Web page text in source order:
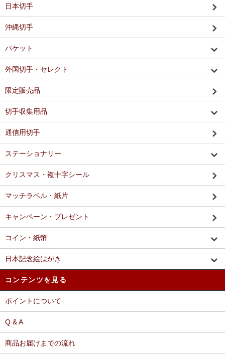
日本切手
沖縄切手
パケット
外国切手・セレクト
限定販売品
切手収集用品
通信用切手
ステーショナリー
クリスマス・複十字シール
マッチラベル・紙片
キャンペーン・プレゼント
コイン・紙幣
日本記念絵はがき
コンテンツを見る
ポイントについて
Q & A
商品お届けまでの流れ